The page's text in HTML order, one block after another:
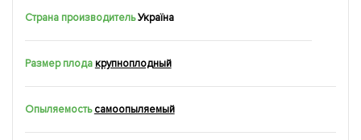
Страна производитель Україна
Размер плодакрупноплодный
Опыляемость самоопыляемый